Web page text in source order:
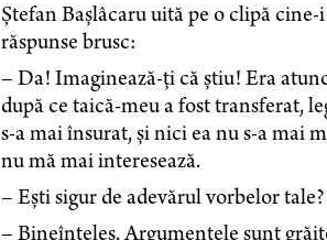
Ștefan Bașlâcaru uită pe o clipă
răspunse brusc:
– Da! Imaginează-ți că știu! Era
după ce taică-meu a fost transferat,
s-a mai însurat, și nici ea nu s-a mai
nu mă mai interesează.
– Ești sigur de adevărul vorbelor tale?